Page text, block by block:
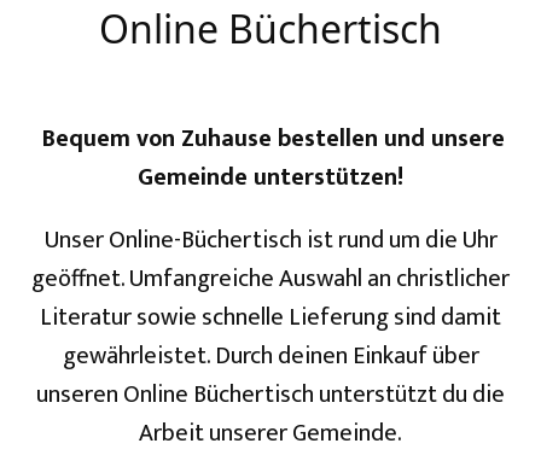
Online Büchertisch
Bequem von Zuhause bestellen und unsere
Gemeinde unterstützen!
Unser Online-Büchertisch ist rund um die Uhr
geöffnet. Umfangreiche Auswahl an christlicher
Literatur sowie schnelle Lieferung sind damit
gewährleistet. Durch deinen Einkauf über
unseren Online Büchertisch unterstützt du die
Arbeit unserer Gemeinde.